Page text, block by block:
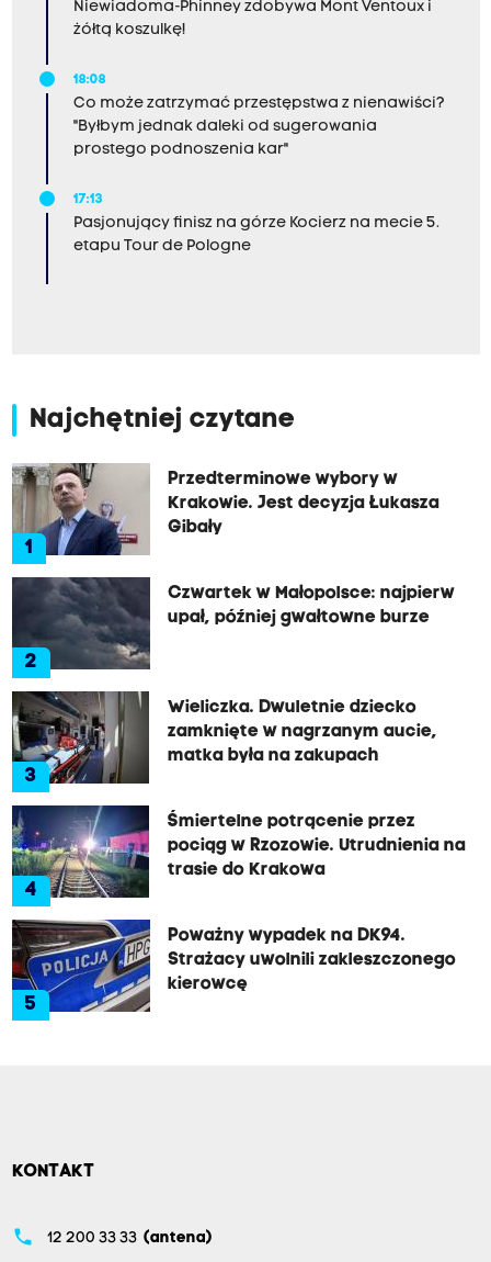
Niewiadoma-Phinney zdobywa Mont Ventoux i
żółtą koszulkę!
18:08
Co może zatrzymać przestępstwa z nienawiści?
"Byłbym jednak daleki od sugerowania
prostego podnoszenia kar"
17:13
Pasjonujący finisz na górze Kocierz na mecie 5.
etapu Tour de Pologne
Najchętniej czytane
1
Przedterminowe wybory w
Krakowie. Jest decyzja Łukasza
Gibały
2
Czwartek w Małopolsce: najpierw
upał, później gwałtowne burze
3
Wieliczka. Dwuletnie dziecko
zamknięte w nagrzanym aucie,
matka była na zakupach
4
Śmiertelne potrącenie przez
pociąg w Rzozowie. Utrudnienia na
trasie do Krakowa
5
Poważny wypadek na DK94.
Strażacy uwolnili zakleszczonego
kierowcę
KONTAKT
phone 12 200 33 33 (antena)